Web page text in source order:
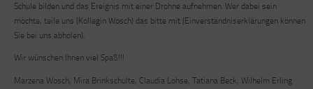
Schule bilden und das Ereignis mit einer Drohne aufnehmen. Wer dabei sein
möchte, teile uns (Kollegin Wosch) das bitte mit (Einverständniserklärungen können
Sie bei uns abholen).
Wir wünschen Ihnen viel Spaß!!!
Marzena Wosch, Mira Brinkschulte, Claudia Lohse, Tatiana Beck, Wilhelm Erling